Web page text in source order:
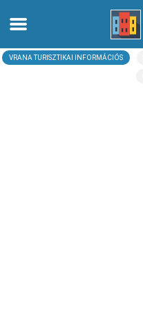
Otthon
VRANA TURISZTIKAI INFORMÁCIÓS